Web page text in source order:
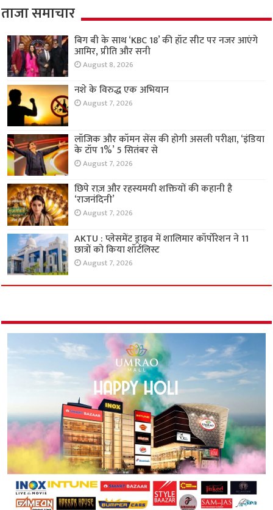
ताजा समाचार
बिग बी के साथ ‘KBC 18’ की हॉट सीट पर नजर आएंगे
आमिर, प्रीति और सनी
August 8, 2026
नशे के विरुद्ध एक अभियान
August 7, 2026
लॉजिक और कॉमन सेंस की होगी असली परीक्षा, ‘इंडिया
के टॉप 1%’ 5 सितंबर से
August 7, 2026
छिपे राज़ और रहस्यमयी शक्तियों की कहानी है
‘राजनंदिनी’
August 7, 2026
AKTU : प्लेसमेंट ड्राइव में शालिमार कॉर्पोरेशन ने 11
छात्रों को किया शॉर्टलिस्ट
August 7, 2026